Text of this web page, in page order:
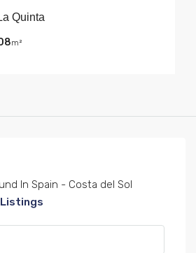
Quinta
m²
In Spain - Costa del Sol